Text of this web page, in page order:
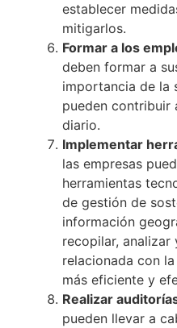
establecer
mitigarlos.
Formar a los
deben formar a
importancia de la
pueden contribuir
diario.
Implementar
las empresas
herramientas
de gestión de
información
recopilar,
relacionada con
más eficiente y
Realizar
pueden llevar a